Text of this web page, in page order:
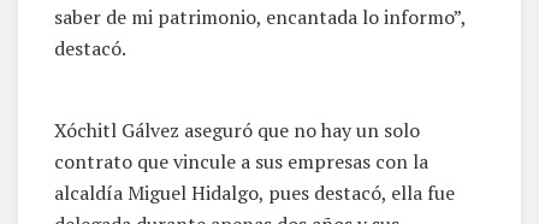
saber de mi patrimonio, encantada lo informo”,
destacó.
Xóchitl Gálvez aseguró que no hay un solo
contrato que vincule a sus empresas con la
alcaldía Miguel Hidalgo, pues destacó, ella fue